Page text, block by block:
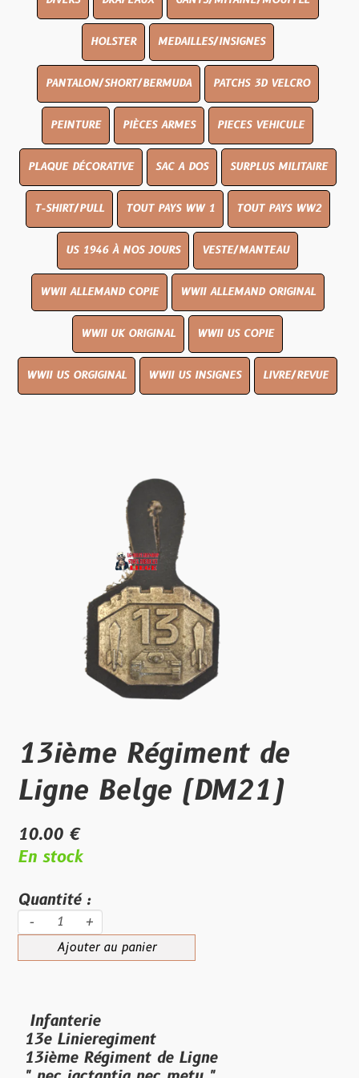
HOLSTER MEDAILLES/INSIGNES
PANTALON/SHORT/BERMUDA PATCHS 3D VELCRO
PEINTURE PIÈCES ARMES PIECES VEHICULE
PLAQUE DÉCORATIVE SAC A DOS SURPLUS MILITAIRE
T-SHIRT/PULL TOUT PAYS WW 1 TOUT PAYS WW2
US 1946 À NOS JOURS VESTE/MANTEAU
WWII ALLEMAND COPIE WWII ALLEMAND ORIGINAL
WWII UK ORIGINAL WWII US COPIE
WWII US ORGIGINAL WWII US INSIGNES LIVRE/REVUE
13ième Régiment de
Ligne Belge (DM21)
10.00 €
En stock
Quantité :
- +
Ajouter au panier
Infanterie
13e Linieregiment
13ième Régiment de Ligne